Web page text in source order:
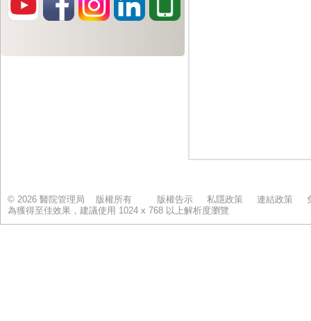
© 2026 醫院管理局 版權所有 版權告示 私隱政策 連結政策
為獲得至佳效果，建議使用 1024 x 768 以上解析度瀏覽